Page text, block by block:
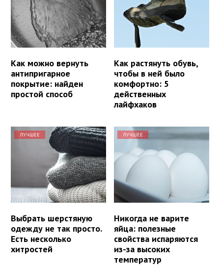
Как можно вернуть
антипригарное
покрытие: найден
простой способ
Как растянуть обувь,
чтобы в ней было
комфортно: 5
действенных
лайфхаков
ЛУЧШЕЕ
Выбрать шерстяную
одежду не так просто.
Есть несколько
хитростей
ЛУЧШЕЕ
Никогда не варите
яйца: полезные
свойства испаряются
из-за высоких
температур